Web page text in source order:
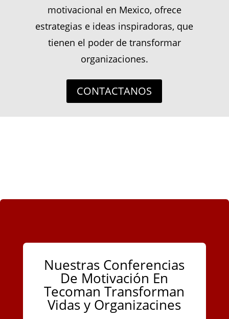
motivacional en Mexico, ofrece
estrategias e ideas inspiradoras, que
tienen el poder de transformar
organizaciones.
CONTACTANOS
Nuestras Conferencias
De Motivación En
Tecoman Transforman
Vidas y Organizacines